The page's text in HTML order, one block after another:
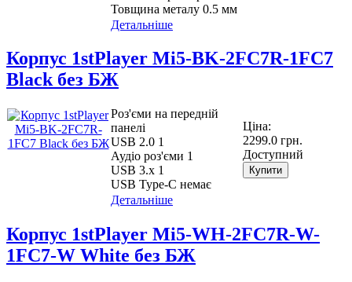
Товщина металу 0.5 мм
Детальніше
Корпус 1stPlayer Mi5-BK-2FC7R-1FC7
Black без БЖ
Роз'єми на передній
панелі
USB 2.0 1
Аудіо роз'єми 1
USB 3.х 1
USB Type-C немає
Ціна:
2299.0 грн.
Доступний
Купити
Детальніше
Корпус 1stPlayer Mi5-WH-2FC7R-W-
1FC7-W White без БЖ